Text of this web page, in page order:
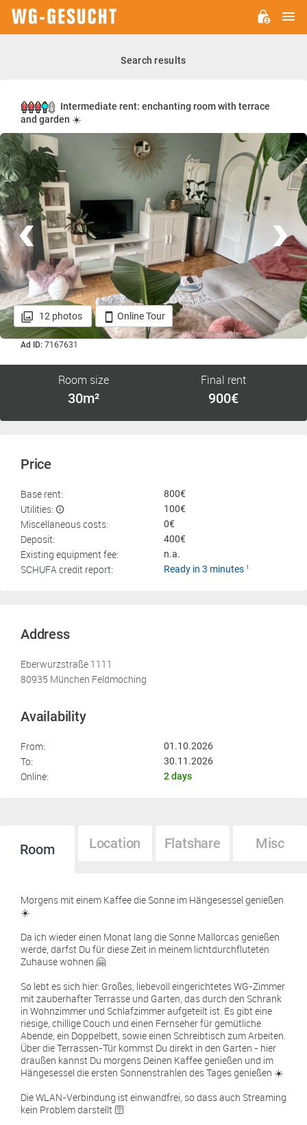
Search results
Intermediate rent: enchanting room with terrace
and garden ☀️
12 photos Online Tour
Ad ID: 7167631
Room size
30m²
Final rent
900€
Price
Base rent: 800€
Utilities: 100€
Miscellaneous costs: 0€
Deposit: 400€
Existing equipment fee: n.a.
SCHUFA credit report: Ready in 3 minutes 1
Address
Eberwurzstraße 1111
80935 München Feldmoching
Availability
From: 01.10.2026
To: 30.11.2026
Online: 2 days
Room Location Flatshare Misc
Morgens mit einem Kaffee die Sonne im Hängesessel genießen
☀️
Da ich wieder einen Monat lang die Sonne Mallorcas genießen
werde, darfst Du für diese Zeit in meinem lichtdurchfluteten
Zuhause wohnen 🤗
So lebt es sich hier: Großes, liebevoll eingerichtetes WG-Zimmer
mit zauberhafter Terrasse und Garten, das durch den Schrank
in Wohnzimmer und Schlafzimmer aufgeteilt ist. Es gibt eine
riesige, chillige Couch und einen Fernseher für gemütliche
Abende, ein Doppelbett, sowie einen Schreibtisch zum Arbeiten.
Über die Terrassen-Tür kommst Du direkt in den Garten - hier
draußen kannst Du morgens Deinen Kaffee genießen und im
Hängesessel die ersten Sonnenstrahlen des Tages genießen ☀️
Die WLAN-Verbindung ist einwandfrei, so dass auch Streaming
kein Problem darstellt 🛜